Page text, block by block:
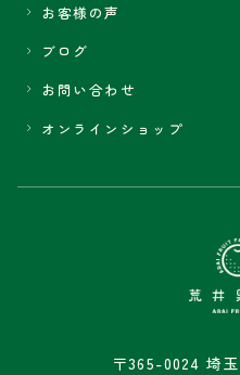
お客様の声
ブログ
お問い合わせ
オンラインショップ
〒365-0024 埼